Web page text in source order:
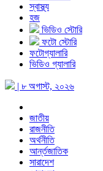
স্বাস্থ্য
হজ
ভিডিও স্টোরি
ফটো স্টোরি
ফটোগ্যালারি
ভিডিও গ্যালারি
| ৮ অগাস্ট, ২০২৬
জাতীয়
রাজনীতি
অর্থনীতি
আর্ন্তজাতিক
সারাদেশ